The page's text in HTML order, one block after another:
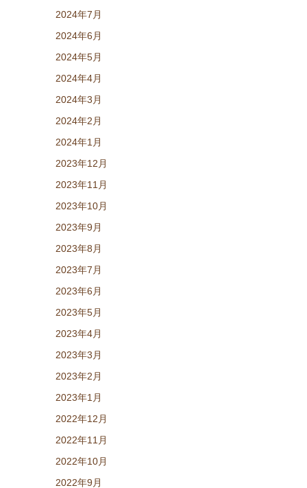
2024年7月
2024年6月
2024年5月
2024年4月
2024年3月
2024年2月
2024年1月
2023年12月
2023年11月
2023年10月
2023年9月
2023年8月
2023年7月
2023年6月
2023年5月
2023年4月
2023年3月
2023年2月
2023年1月
2022年12月
2022年11月
2022年10月
2022年9月